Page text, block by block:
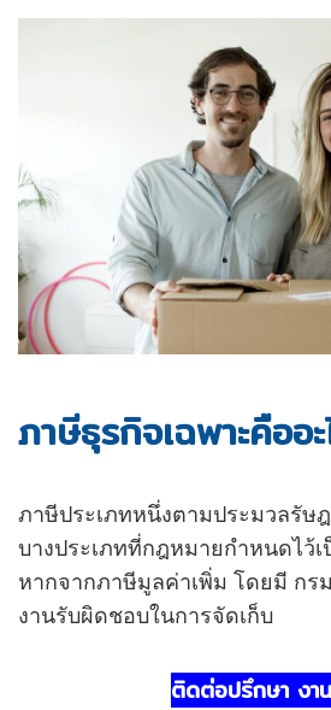
ภาษีธุรกิจเฉพาะคืออ
ภาษีประเภทหนึ่งตามประมวลรัษ
บางประเภทที่กฎหมายกำหนดไว้
หากจากภาษีมูลค่าเพิ่ม โดยมี กร
งานรับผิดชอบในการจัดเก็บ
ติดต่อปรึกษา งา